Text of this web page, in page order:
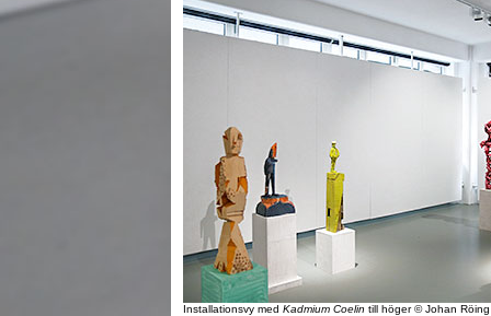
Installationsvy med Kadmium Coelin till höger © Johan Röing